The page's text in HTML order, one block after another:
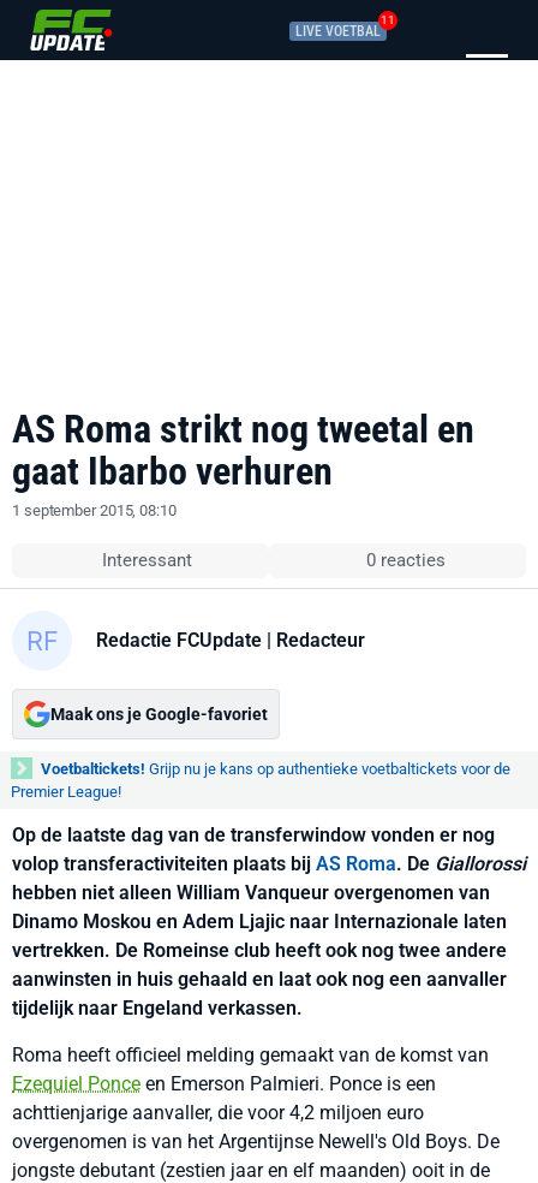
LIVE VOETBAL
11
AS Roma strikt nog tweetal en
gaat Ibarbo verhuren
1 september 2015, 08:10
Interessant 0 reacties
Redactie FCUpdate | Redacteur
Maak ons je Google-favoriet
Voetbaltickets! Grijp nu je kans op authentieke voetbaltickets voor de
Premier League!
Op de laatste dag van de transferwindow vonden er nog
volop transferactiviteiten plaats bij AS Roma. De Giallorossi
hebben niet alleen William Vanqueur overgenomen van
Dinamo Moskou en Adem Ljajic naar Internazionale laten
vertrekken. De Romeinse club heeft ook nog twee andere
aanwinsten in huis gehaald en laat ook nog een aanvaller
tijdelijk naar Engeland verkassen.
Roma heeft officieel melding gemaakt van de komst van
Ezequiel Ponce en Emerson Palmieri. Ponce is een
achttienjarige aanvaller, die voor 4,2 miljoen euro
overgenomen is van het Argentijnse Newell's Old Boys. De
jongste debutant (zestien jaar en elf maanden) ooit in de